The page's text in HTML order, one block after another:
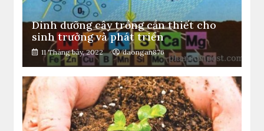
Dinh dưỡng cây trồng cần thiết cho
sinh trưởng và phát triển
11 Tháng bảy, 2022 daongan876